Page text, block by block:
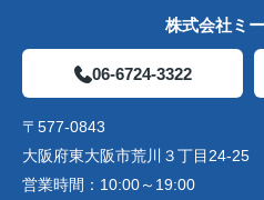
株式会社ミ
06-6724-3322
〒577-0843
大阪府東大阪市荒川３丁目24-25
営業時間： 10:00～19:00